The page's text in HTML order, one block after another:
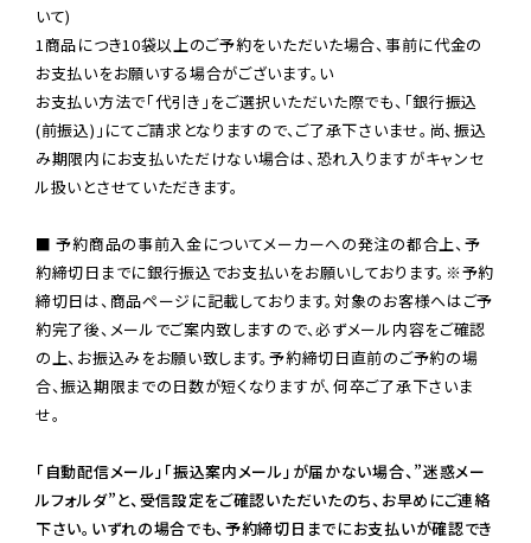
いて)
1商品につき10袋以上のご予約をいただいた場合、事前に代金の
お支払いをお願いする場合がございます。い
お支払い方法で「代引き」をご選択いただいた際でも、「銀行振込
(前振込)」にてご請求となりますので、ご了承下さいませ。尚、振込
み期限内にお支払いただけない場合は、恐れ入りますがキャンセ
ル扱いとさせていただきます。
■ 予約商品の事前入金についてメーカーへの発注の都合上、予
約締切日までに銀行振込でお支払いをお願いしております。※予約
締切日は、商品ページに記載しております。対象のお客様へはご予
約完了後、メールでご案内致しますので、必ずメール内容をご確認
の上、お振込みをお願い致します。予約締切日直前のご予約の場
合、振込期限までの日数が短くなりますが、何卒ご了承下さいま
せ。
「自動配信メール」「振込案内メール」が届かない場合、”迷惑メー
ルフォルダ”と、受信設定をご確認いただいたのち、お早めにご連絡
下さい。いずれの場合でも、予約締切日までにお支払いが確認でき